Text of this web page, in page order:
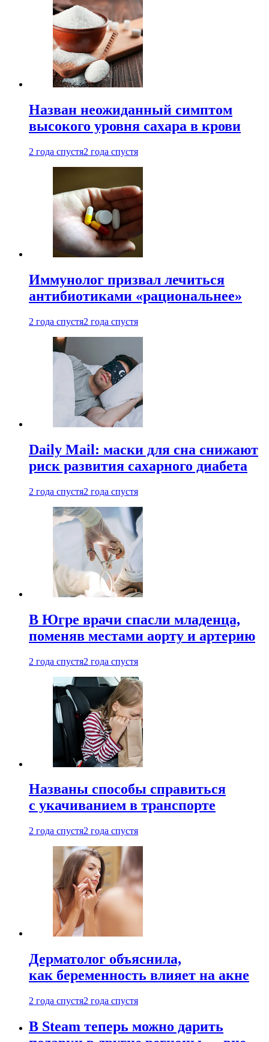
Назван неожиданный симптом
высокого уровня сахара в крови
2 года спустя2 года спустя
Иммунолог призвал лечиться
антибиотиками «рациональнее»
2 года спустя2 года спустя
Daily Mail: маски для сна снижают
риск развития сахарного диабета
2 года спустя2 года спустя
В Югре врачи спасли младенца,
поменяв местами аорту и артерию
2 года спустя2 года спустя
Названы способы справиться
с укачиванием в транспорте
2 года спустя2 года спустя
Дерматолог объяснила,
как беременность влияет на акне
2 года спустя2 года спустя
В Steam теперь можно дарить